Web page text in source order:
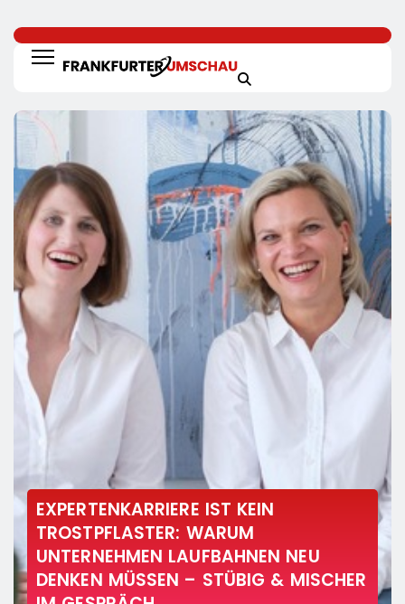
EXPERTENKARRIERE IST KEIN
TROSTPFLASTER: WARUM
UNTERNEHMEN LAUFBAHNEN NEU
DENKEN MÜSSEN – STÜBIG & MISCHER